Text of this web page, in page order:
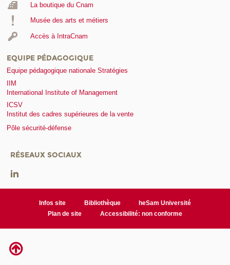
La boutique du Cnam
Musée des arts et métiers
Accès à IntraCnam
EQUIPE PÉDAGOGIQUE
Equipe pédagogique nationale Stratégies
IIM
International Institute of Management
ICSV
Institut des cadres supérieures de la vente
Pôle sécurité-défense
RÉSEAUX SOCIAUX
Infos site Bibliothèque
heSam Université
Plan de site
Accessibilité: non conforme